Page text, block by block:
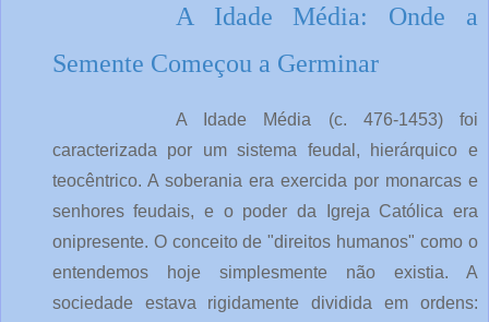
A Idade Média: Onde a
Semente Começou a Germinar
A Idade Média (c. 476-1453) foi
caracterizada por um sistema feudal, hierárquico e
teocêntrico. A soberania era exercida por monarcas e
senhores feudais, e o poder da Igreja Católica era
onipresente. O conceito de "direitos humanos" como o
entendemos hoje simplesmente não existia. A
sociedade estava rigidamente dividida em ordens: